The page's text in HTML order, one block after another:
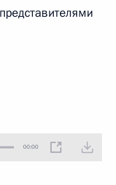
00:00